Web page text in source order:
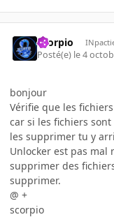
Scorpio
Posté(e) le 4
bonjour
Vérifie que les
car si les fichiers
les supprimer tu y
Unlocker est pas mal
supprimer des
supprimer.
@ +
scorpio